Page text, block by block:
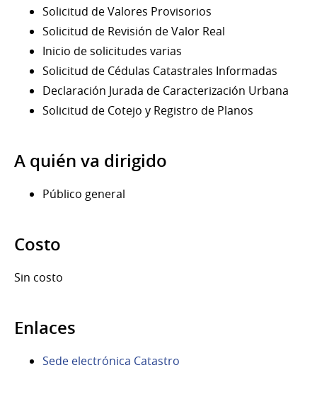
Solicitud de Valores Provisorios
Solicitud de Revisión de Valor Real
Inicio de solicitudes varias
Solicitud de Cédulas Catastrales Informadas
Declaración Jurada de Caracterización Urbana
Solicitud de Cotejo y Registro de Planos
A quién va dirigido
Público general
Costo
Sin costo
Enlaces
Sede electrónica Catastro